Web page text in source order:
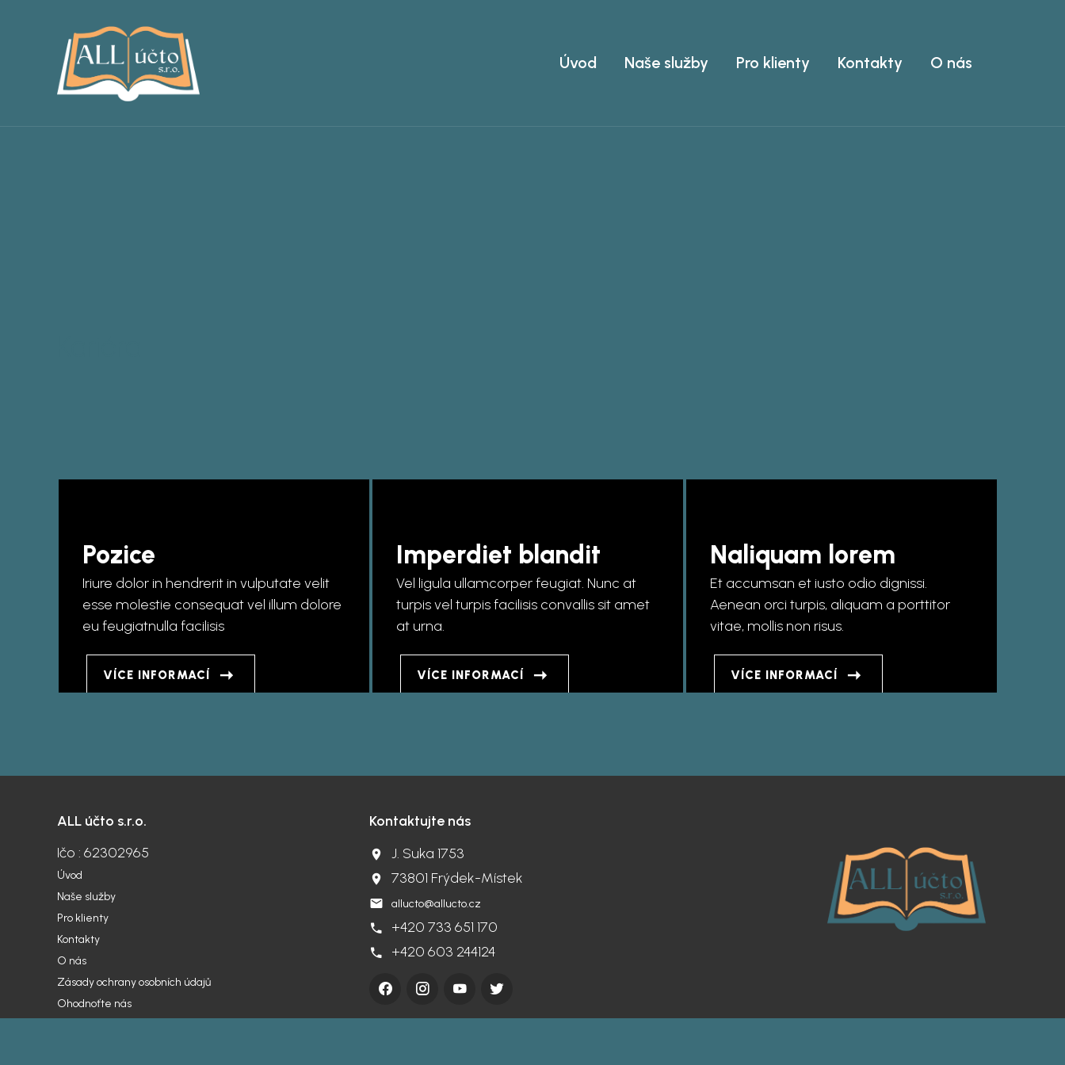
Úvod Naše služby Pro klienty Kontakty O nás
Pozice
Iriure dolor in hendrerit in vulputate velit
esse molestie consequat vel illum dolore
eu feugiatnulla facilisis
VÍCE INFORMACÍ
Imperdiet blandit
Vel ligula ullamcorper feugiat. Nunc at
turpis vel turpis facilisis convallis sit amet
at urna.
VÍCE INFORMACÍ
Naliquam lorem
Et accumsan et iusto odio dignissi.
Aenean orci turpis, aliquam a porttitor
vitae, mollis non risus.
VÍCE INFORMACÍ
ALL účto s.r.o.
Ičo : 62302965
Úvod
Naše služby
Pro klienty
Kontakty
O nás
Zásady ochrany osobních údajů
Ohodnoťte nás
Kontaktujte nás
J. Suka 1753
73801 Frýdek-Místek
allucto@allucto.cz
+420 733 651 170
+420 603 244124